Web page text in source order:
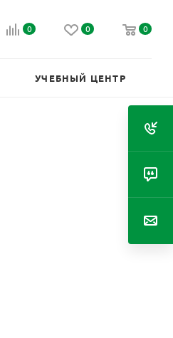
0 0 0
УЧЕБНЫЙ ЦЕНТР